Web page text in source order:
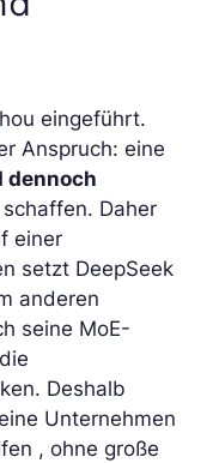
eingeführt.
Anspruch: eine
dennoch
schaffen. Daher
einer
setzt DeepSeek
anderen
seine MoE-
Deshalb
Unternehmen
, ohne große